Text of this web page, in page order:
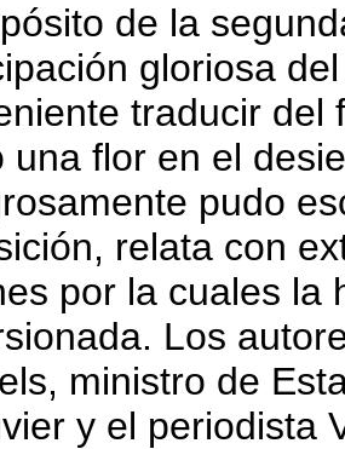
de la
gloriosa
traducir del
una flor en el
pudo
relata con
por la cuales la
Los
ministro de
y el periodista